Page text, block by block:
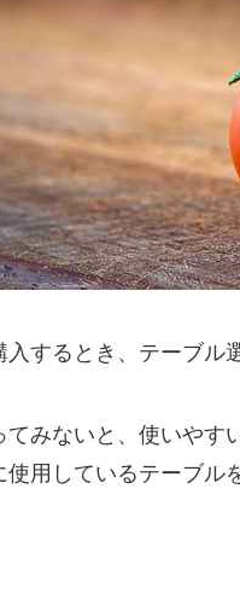
するとき、テーブル
みないと、使いやす
用しているテーブル